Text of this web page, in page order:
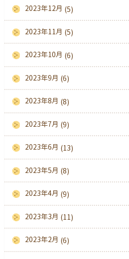
2023年12月 (5)
2023年11月 (5)
2023年10月 (6)
2023年9月 (6)
2023年8月 (8)
2023年7月 (9)
2023年6月 (13)
2023年5月 (8)
2023年4月 (9)
2023年3月 (11)
2023年2月 (6)